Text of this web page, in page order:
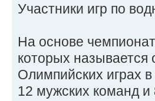
Участники игр по
На основе
которых называется
Олимпийских играх
12 мужских команд и